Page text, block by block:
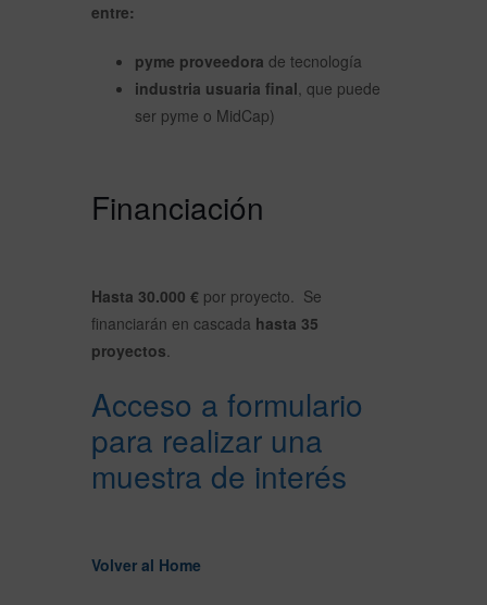
entre:
pyme proveedora de tecnología
industria usuaria final, que puede
ser pyme o MidCap)
Financiación
Hasta 30.000 € por proyecto. Se
financiarán en cascada hasta 35
proyectos.
Acceso a formulario
para realizar una
muestra de interés
Volver al Home